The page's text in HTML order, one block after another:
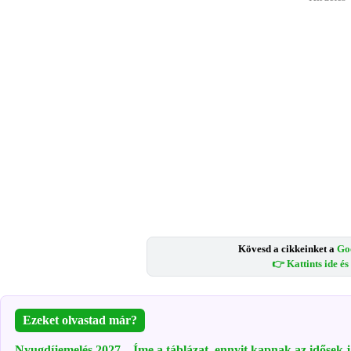
Kövesd a cikkeinket a
👉 Kattints ide és
Ezeket olvastad már?